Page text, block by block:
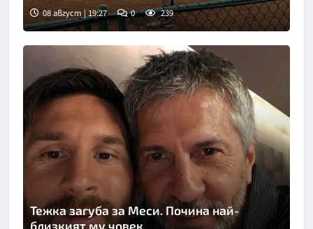
08 август | 19:27 0 239
Тежка загуба за Меси. Почина най-
близкият му човек